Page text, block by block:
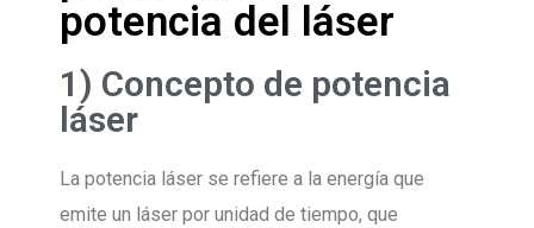
potencia del láser
1) Concepto de potencia
láser
La potencia láser se refiere a la energía que
emite un láser por unidad de tiempo, que